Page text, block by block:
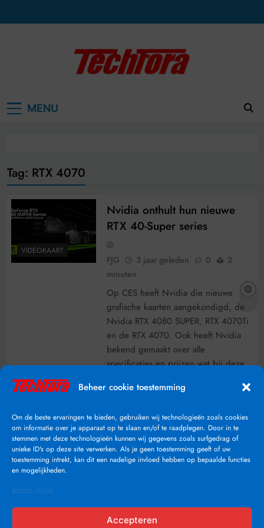
Beheer cookie toestemming
Om de beste ervaringen te bieden, gebruiken wij technologieën zoals cookies
om informatie over je apparaat op te slaan en/of te raadplegen. Door in te
stemmen met deze technologieën kunnen wij gegevens zoals surfgedrag of
unieke ID's op deze site verwerken. Als je geen toestemming geeft of uw
toestemming intrekt, kan dit een nadelige invloed hebben op bepaalde functies
en mogelijkheden.
Beheer opties
Accepteren
naar
MENU
Tag: RTX 4070
VIDEOKAART
Nvidia onthult hun nieuwe
RTX 40-Super series
FJG 3 jaar geleden 0
2
minuten
Op CES heeft Nvidia die nieuwe
grafische kaarten aangekondigd, de
Nvidia RTX 4080 SUPER, RTX 4070Ti
en de RTX 4070. Ook heeft Nvidia
bekend gemaakt over alle
specificaties en prijzen wat bij deze
vooral opvalt is dat Nvidia software
Volgens Nvidia zou hun nieuwe…
Lees Verder